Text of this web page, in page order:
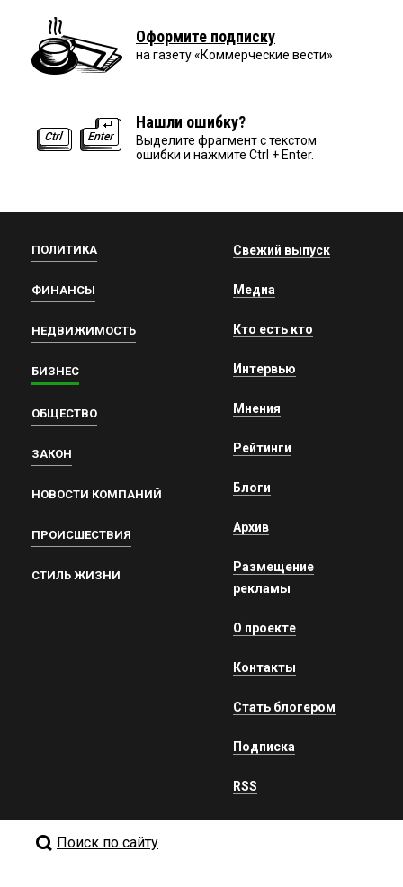
Оформите подписку
на газету «Коммерческие вести»
Нашли ошибку?
Выделите фрагмент с текстом
ошибки и нажмите Ctrl + Enter.
ПОЛИТИКА
ФИНАНСЫ
НЕДВИЖИМОСТЬ
БИЗНЕС
ОБЩЕСТВО
ЗАКОН
НОВОСТИ КОМПАНИЙ
ПРОИСШЕСТВИЯ
СТИЛЬ ЖИЗНИ
Свежий выпуск
Медиа
Кто есть кто
Интервью
Мнения
Рейтинги
Блоги
Архив
Размещение
рекламы
О проекте
Контакты
Стать блогером
Подписка
RSS
Поиск по сайту